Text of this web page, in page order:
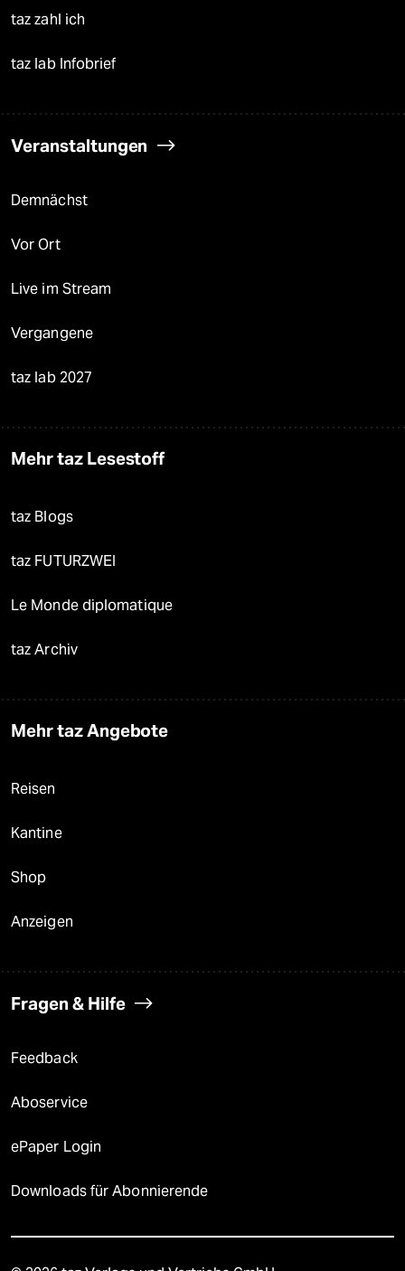
taz zahl ich
taz lab Infobrief
Veranstaltungen
Demnächst
Vor Ort
Live im Stream
Vergangene
taz lab 2027
Mehr taz Lesestoff
taz Blogs
taz FUTURZWEI
Le Monde diplomatique
taz Archiv
Mehr taz Angebote
Reisen
Kantine
Shop
Anzeigen
Fragen & Hilfe
Feedback
Aboservice
ePaper Login
Downloads für Abonnierende